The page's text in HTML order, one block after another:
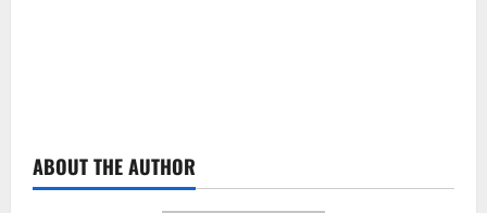
ABOUT THE AUTHOR